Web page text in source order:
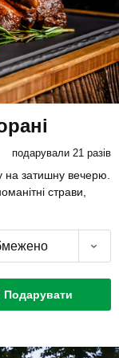
подарували 21 разів
на затишну вечерю.
страви,
Подарувати